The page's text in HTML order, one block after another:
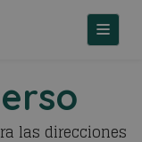
las direcciones